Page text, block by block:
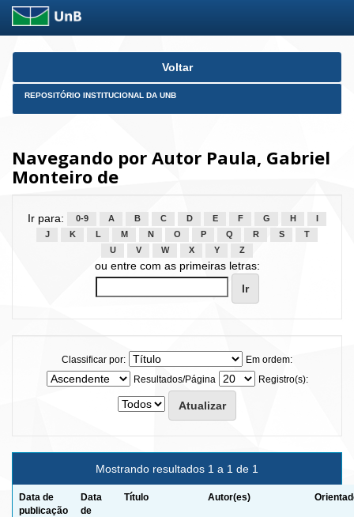
Skip
Voltar
REPOSITÓRIO INSTITUCIONAL DA UNB
Navegando por Autor Paula, Gabriel
Monteiro de
Ir para: 0-9 A B C D E F G H
J
K L M N O P Q R S
T
U
V W X Y Z
ou entre com as primeiras letras:
Classificar por:
Em ordem:
Resultados/Página
Registro(s):
Mostrando resultados 1 a 1 de 1
Data de
publicação
Data
de
Título Autor(es)